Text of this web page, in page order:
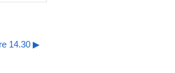
14.30 ▶︎